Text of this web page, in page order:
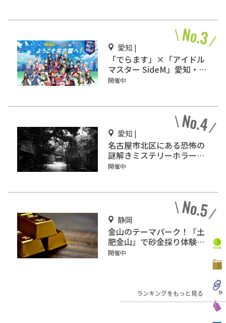
愛知 |
「でらます」×「アイドル
マスター SideM」愛知・名
古屋で開催
開催中
愛知 |
名古屋市北区にある恐怖の
謎解きミステリーホラー
「エモい家」あなたは行き
開催中
静岡
金山のテーマパーク！『土
肥金山』で砂金採り体験や
坑道観光を楽しもう♪
開催中
ランキングをもっと見る